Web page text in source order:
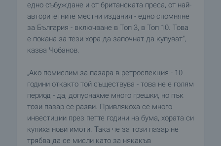
едно събуждане и от британската преса, от най-
авторитетните местни издания - едно спомняне
за България - включване в Топ 3, в Топ 10. Това
е покана за тези хора да започнат да купуват",
казва Чобанов.
„Ако помислим за пазара в ретроспекция - 10
години откакто той съществува - това не е голям
период - да, допуснахме много грешки, но пък
този пазар се разви. Привлякоха се много
инвестиции през петте години на бума, хората си
купиха нови имоти. Така че за този пазар не
трябва да се мисли като за някакъв